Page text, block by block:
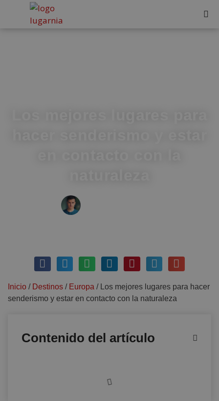
Inicio / Destinos / Europa /
Los mejores lugares para hacer
senderismo y estar en contacto con la naturaleza
Contenido del artículo